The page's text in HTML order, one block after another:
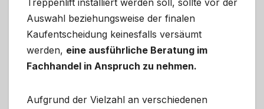
Treppenlift installiert werden soll, sollte vor der
Auswahl beziehungsweise der finalen
Kaufentscheidung keinesfalls versäumt
werden, eine ausführliche Beratung im
Fachhandel in Anspruch zu nehmen.
Aufgrund der Vielzahl an verschiedenen